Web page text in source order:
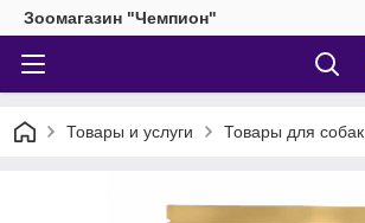
Зоомагазин "Чемпион"
Товары и услуги Товары для собак